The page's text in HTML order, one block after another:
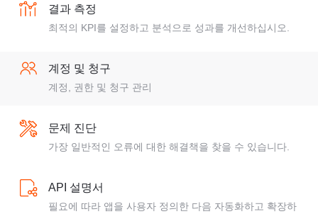
결과 측정
최적의 KPI를 설정하고 분석으로 성과를 개선하십시오.
계정 및 청구
계정, 권한 및 청구 관리
문제 진단
가장 일반적인 오류에 대한 해결책을 찾을 수 있습니다.
API 설명서
필요에 따라 앱을 사용자 정의한 다음 자동화하고 확장하